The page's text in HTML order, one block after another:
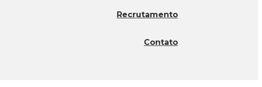
Recrutamento
Contato